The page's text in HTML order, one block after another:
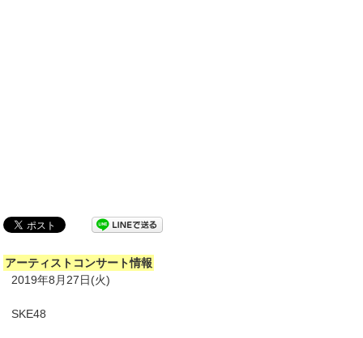
アーティストコンサート情報
2019年8月27日(火)
SKE48